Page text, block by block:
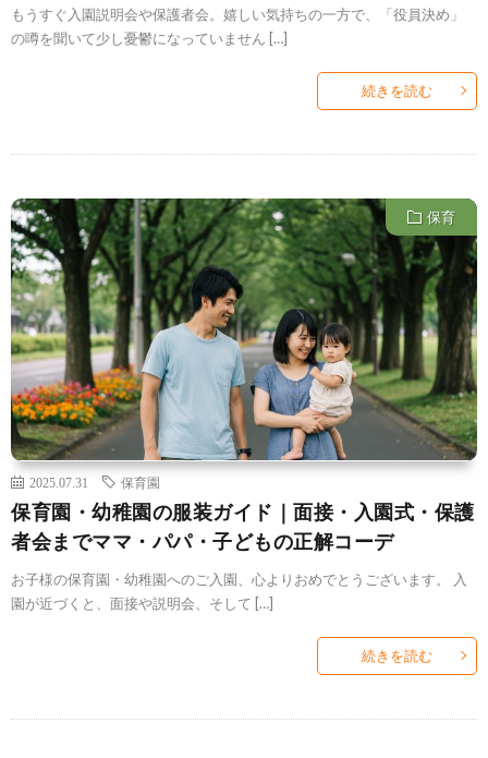
もうすぐ入園説明会や保護者会。嬉しい気持ちの一方で、「役員決め」
の噂を聞いて少し憂鬱になっていません […]
続きを読む
保育
2025.07.31 保育園
保育園・幼稚園の服装ガイド｜面接・入園式・保護
者会までママ・パパ・子どもの正解コーデ
お子様の保育園・幼稚園へのご入園、心よりおめでとうございます。 入
園が近づくと、面接や説明会、そして […]
続きを読む